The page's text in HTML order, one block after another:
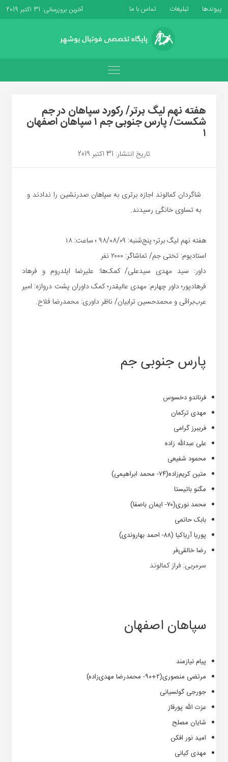
پیوندها تبلیغات تماس با ما آخرین بروزرسانی: 31 اکتبر 2019
هفته نهم لیگ برتر/ رکورد سپاهان در جم
شکست/ پارس جنوبی جم ۱ سپاهان اصفهان
۱
تاریخ انتشار: 31 اکتبر 2019
شاگردان کمالوند اجازه برتری به سپاهان صدرنشین را ندادند و
به تساوی خانگی رسیدند.
هفته نهم لیگ برتر؛ پنج‌شنبه: ۹۸/۰۸/۰۹ ؛ ساعت: ۱۸
استادیوم: تختی جم/ تماشاگر: ۲۰۰۰ نفر
داور: سید مهدی سیدعلی/ کمک‌ها: علیرضا ایلدروم و فرهاد
فرهادپور؛ داور چهارم: مهدی عالیقدر؛ کمک داوران پشت دروازه: امیر
عرب‌براقی و محمدحسین ترابیان/ ناظر داوری: محمدرضا فلاح.
پارس جنوبی جم
فرناندو دخسوس
مهدی ترکمان
فریبرز گرامی
علی عبدالله زاده
محمود شفیعی
متین کریم‌زاده(۷۴- محمد ابراهیمی)
مگنو باتیستا
محمد نوری(۷۰- ایمان باصفا)
بابک حاتمی
پوریا آریاکیا (۸۸- احمد بهاروندی)
رضا خالقی‌فر
سرمربی: فراز کمالوند
سپاهان اصفهان
پیام نیازمند
مرتضی منصوری(۲+۹۰- محمدرضا مهدی‌زاده)
جورجی گولسیانی
عزت الله پورقاز
شایان مصلح
امید نور افکن
مهدی کیانی